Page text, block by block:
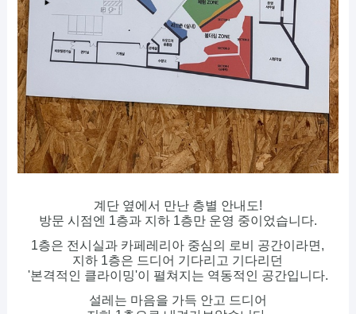
계단 옆에서 만난 층별 안내도!
방문 시점엔 1층과 지하 1층만 운영 중이었습니다.
1층은 전시실과 카페레리아 중심의 로비 공간이라면,
지하 1층은 드디어 기다리고 기다리던
'본격적인 클라이밍'이 펼쳐지는 역동적인 공간입니다.
설레는 마음을 가득 안고 드디어